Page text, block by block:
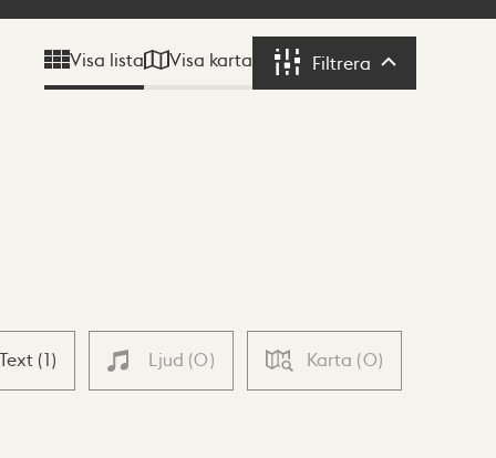
Visa lista Visa karta Filtrera Filtrera
Text (1) Ljud (0) Karta (0)